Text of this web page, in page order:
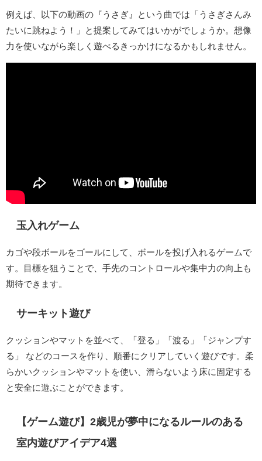
例えば、以下の動画の『うさぎ』という曲では「うさぎさんみ
たいに跳ねよう！」と提案してみてはいかがでしょうか。想像
力を使いながら楽しく遊べるきっかけになるかもしれません。
玉入れゲーム
カゴや段ボールをゴールにして、ボールを投げ入れるゲームで
す。目標を狙うことで、手先のコントロールや集中力の向上も
期待できます。
サーキット遊び
クッションやマットを並べて、「登る」「渡る」「ジャンプす
る」 などのコースを作り、順番にクリアしていく遊びです。柔
らかいクッションやマットを使い、滑らないよう床に固定する
と安全に遊ぶことができます。
【ゲーム遊び】2歳児が夢中になるルールのある
室内遊びアイデア4選